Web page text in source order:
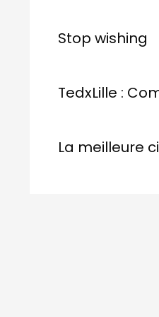
Stop wishing
TedxLille :
La meilleure